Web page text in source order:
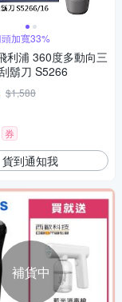
加寬33%
利浦 360度多動向三
鬍刀 S5266
$1,588
券
貨到通知我
補貨中